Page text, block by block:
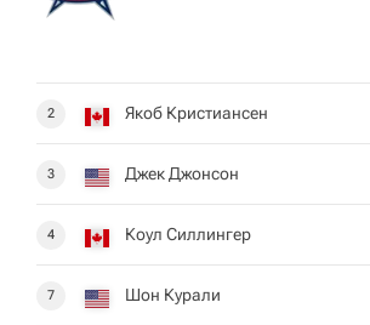
2 Якоб Кристиансен
3 Джек Джонсон
4 Коул Силлингер
7 Шон Курали